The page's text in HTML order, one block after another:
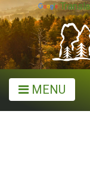
MENU